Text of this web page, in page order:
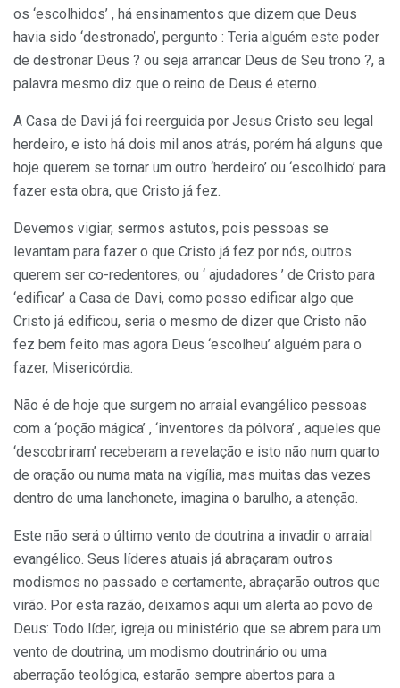
os ‘escolhidos’ , há ensinamentos que dizem que Deus
havia sido ‘destronado’, pergunto : Teria alguém este poder
de destronar Deus ? ou seja arrancar Deus de Seu trono ?, a
palavra mesmo diz que o reino de Deus é eterno.
A Casa de Davi já foi reerguida por Jesus Cristo seu legal
herdeiro, e isto há dois mil anos atrás, porém há alguns que
hoje querem se tornar um outro ‘herdeiro’ ou ‘escolhido’ para
fazer esta obra, que Cristo já fez.
Devemos vigiar, sermos astutos, pois pessoas se
levantam para fazer o que Cristo já fez por nós, outros
querem ser co-redentores, ou ‘ ajudadores ’ de Cristo para
‘edificar’ a Casa de Davi, como posso edificar algo que
Cristo já edificou, seria o mesmo de dizer que Cristo não
fez bem feito mas agora Deus ‘escolheu’ alguém para o
fazer, Misericórdia.
Não é de hoje que surgem no arraial evangélico pessoas
com a ‘poção mágica’ , ‘inventores da pólvora’ , aqueles que
‘descobriram’ receberam a revelação e isto não num quarto
de oração ou numa mata na vigília, mas muitas das vezes
dentro de uma lanchonete, imagina o barulho, a atenção.
Este não será o último vento de doutrina a invadir o arraial
evangélico. Seus líderes atuais já abraçaram outros
modismos no passado e certamente, abraçarão outros que
virão. Por esta razão, deixamos aqui um alerta ao povo de
Deus: Todo líder, igreja ou ministério que se abrem para um
vento de doutrina, um modismo doutrinário ou uma
aberração teológica, estarão sempre abertos para a